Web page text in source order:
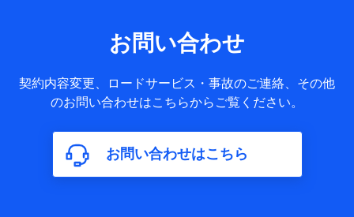
サービス提供等を通じて取得した、以下の情報などの個人デ
基本情報
氏名、電話番号、メールアドレス、お客さまの識別子、
属性、連絡先、dポイントサービスのご利用に関する情
構成、住所、dポイント残高、dポイント利用履歴などが
含まれます。
利用情報
お問い合わせ
契約内容変更、ロードサービス・事故のご連絡、その他
のお問い合わせはこちらからご覧ください。
お問い合わせはこちら